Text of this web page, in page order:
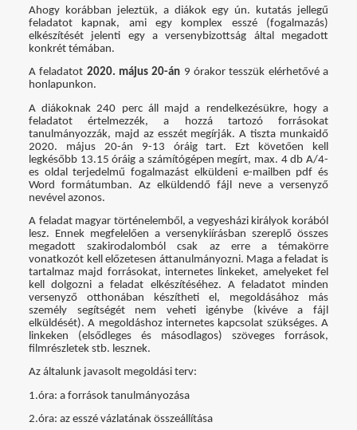
Ahogy korábban jeleztük, a diákok egy ún. kutatás jellegű
feladatot kapnak, ami egy komplex esszé (fogalmazás)
elkészítését jelenti egy a versenybizottság által megadott
konkrét témában.
A feladatot 2020. május 20-án 9 órakor tesszük elérhetővé a
honlapunkon.
A diákoknak 240 perc áll majd a rendelkezésükre, hogy a
feladatot értelmezzék, a hozzá tartozó forrásokat
tanulmányozzák, majd az esszét megírják. A tiszta munkaidő
2020. május 20-án 9-13 óráig tart. Ezt követően kell
legkésőbb 13.15 óráig a számítógépen megírt, max. 4 db A/4-
es oldal terjedelmű fogalmazást elküldeni e-mailben pdf és
Word formátumban. Az elküldendő fájl neve a versenyző
nevével azonos.
A feladat magyar történelemből, a vegyesházi királyok korából
lesz. Ennek megfelelően a versenykiírásban szereplő összes
megadott szakirodalomból csak az erre a témakörre
vonatkozót kell előzetesen áttanulmányozni. Maga a feladat is
tartalmaz majd forrásokat, internetes linkeket, amelyeket fel
kell dolgozni a feladat elkészítéséhez. A feladatot minden
versenyző otthonában készítheti el, megoldásához más
személy segítségét nem veheti igénybe (kivéve a fájl
elküldését). A megoldáshoz internetes kapcsolat szükséges. A
linkeken (elsődleges és másodlagos) szöveges források,
filmrészletek stb. lesznek.
Az általunk javasolt megoldási terv:
1.óra: a források tanulmányozása
2.óra: az esszé vázlatának összeállítása